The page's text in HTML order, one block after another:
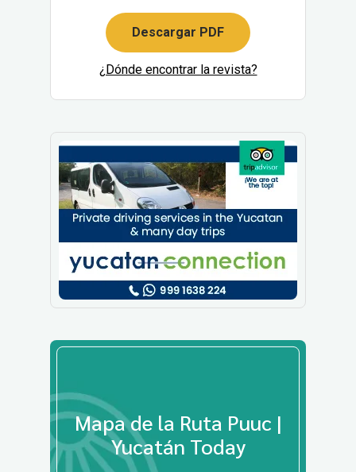
Descargar PDF
¿Dónde encontrar la revista?
Mapa de la Ruta Puuc |
Yucatán Today